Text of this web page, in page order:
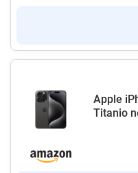
Apple
Titanio